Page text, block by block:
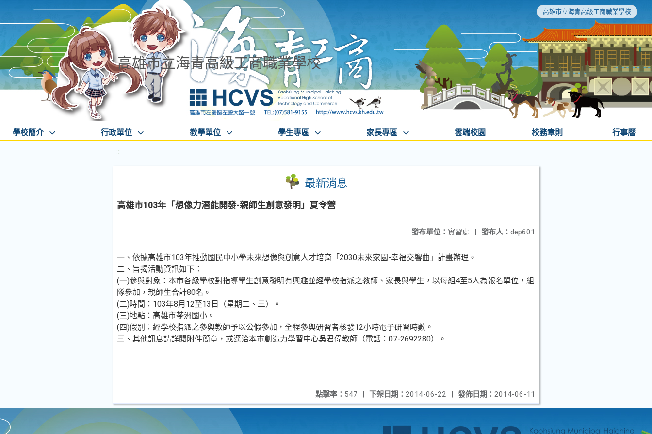
高雄市立海青高級工商職業學校
高雄市立海青高級工商職業學校
學校簡介 行政單位 教學單位 學生專區 家長專區 雲端校園 校務章則 行事曆
:::
最新消息
高雄市103年「想像力潛能開發-親師生創意發明」夏令營
發布人： dep601
發布單位： 實習處 |
一、依據高雄市103年推動國民中小學未來想像與創意人才培育「2030未來家園-幸福交響曲」計畫辦理。
二、旨揭活動資訊如下：
(一)參與對象：本市各級學校對指導學生創意發明有興趣並經學校指派之教師、家長與學生，以每組4至5人為報名單位，組
隊參加，親師生合計80名。
(二)時間：103年8月12至13日（星期二、三）。
(三)地點：高雄市苓洲國小。
(四)假別：經學校指派之參與教師予以公假參加，全程參與研習者核發12小時電子研習時數。
三、其他訊息請詳閱附件簡章，或逕洽本市創造力學習中心吳君偉教師（電話：07-2692280）。
發佈日期： 2014-06-11
下架日期： 2014-06-22 |
點擊率： 547 |